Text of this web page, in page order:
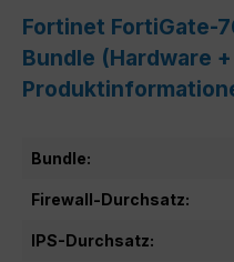
Fortinet FortiGate-
Bundle (Hardware
Bundle:
Firewall-Durchsatz:
IPS-Durchsatz: